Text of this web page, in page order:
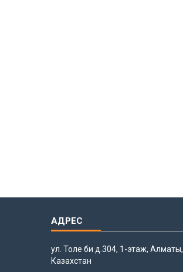
ул. Толе би д.304, 1-этаж, Алматы,
Казахстан